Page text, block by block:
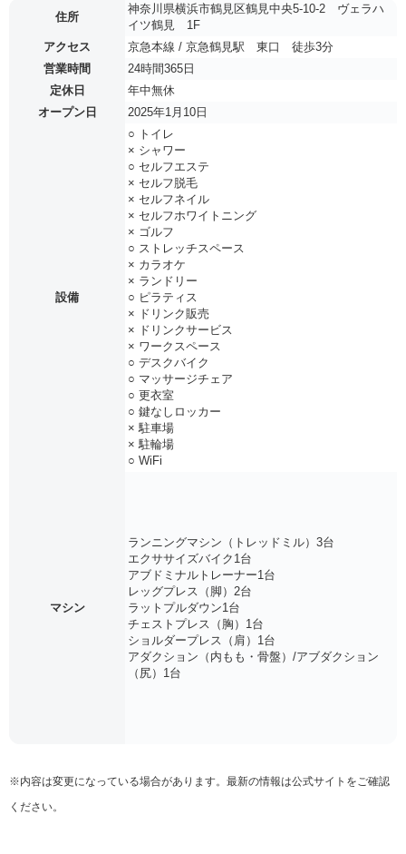
住所
神奈川県横浜市鶴見区鶴見中央5-10-2 ヴェラハ
イツ鶴見 1F
アクセス
京急本線 / 京急鶴見駅 東口 徒歩3分
営業時間
24時間365日
定休日
年中無休
オープン日
2025年1月10日
設備
○ トイレ
× シャワー
○ セルフエステ
× セルフ脱毛
× セルフネイル
× セルフホワイトニング
× ゴルフ
○ ストレッチスペース
× カラオケ
× ランドリー
○ ピラティス
× ドリンク販売
× ドリンクサービス
× ワークスペース
○ デスクバイク
○ マッサージチェア
○ 更衣室
○ 鍵なしロッカー
× 駐車場
× 駐輪場
○ WiFi
マシン
ランニングマシン（トレッドミル）3台
エクササイズバイク1台
アブドミナルトレーナー1台
レッグプレス（脚）2台
ラットプルダウン1台
チェストプレス（胸）1台
ショルダープレス（肩）1台
アダクション（内もも・骨盤）/アブダクション
（尻）1台
※内容は変更になっている場合があります。最新の情報は公式サイトをご確認
ください。